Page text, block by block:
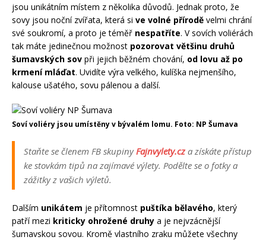
jsou unikátním místem z několika důvodů. Jednak proto, že
sovy jsou noční zvířata, která si ve volné přírodě velmi chrání
své soukromí, a proto je téměř nespatříte. V sovích voliérách
tak máte jedinečnou možnost pozorovat většinu druhů
šumavských sov při jejich běžném chování, od lovu až po
krmení mláďat. Uvidíte výra velkého, kulíška nejmenšího,
kalouse ušatého, sovu pálenou a další.
Soví voliéry jsou umístěny v bývalém lomu. Foto: NP Šumava
Staňte se členem FB skupinyFajnvylety.cza získáte přístup
ke stovkám tipů na zajímavé výlety. Podělte se o fotky a
zážitky z vašich výletů.
Dalším unikátem je přítomnost puštíka bělavého, který
patří mezi kriticky ohrožené druhy a je nejvzácnější
šumavskou sovou. Kromě vlastního zraku můžete všechny